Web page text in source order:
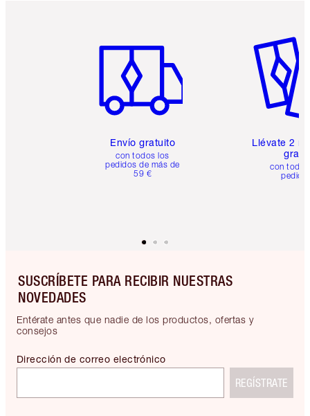
Envío gratuito
con todos los
pedidos de más de
59 €
Llévate 2
gratis
con
SUSCRÍBETE PARA RECIBIR NUESTRAS
NOVEDADES
Entérate antes que nadie de los productos, ofertas y
consejos
Dirección de correo electrónico
REGÍSTRATE